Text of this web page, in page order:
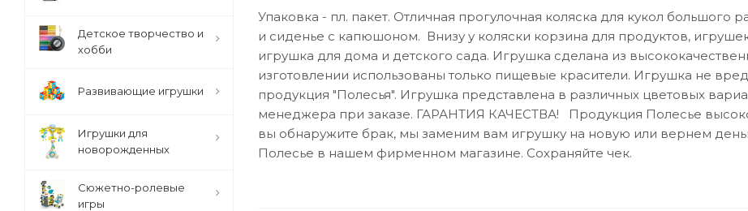
Упаковка - пл. пакет. Отличная прогулочная коляска для кукол большого
и сиденье с капюшоном. Внизу у коляски корзина для продуктов,
игрушка для дома и детского сада. Игрушка сделана из
изготовлении использованы только пищевые красители. Игрушка не
продукция "Полесья". Игрушка представлена в различных цветовых
менеджера при заказе. ГАРАНТИЯ КАЧЕСТВА! Продукция Полесье
вы обнаружите брак, мы заменим вам игрушку на новую или вернем
Полесье в нашем фирменном магазине. Сохраняйте чек.
Детское творчество и
хобби
Развивающие игрушки
Игрушки для
новорожденных
Сюжетно-ролевые
игры